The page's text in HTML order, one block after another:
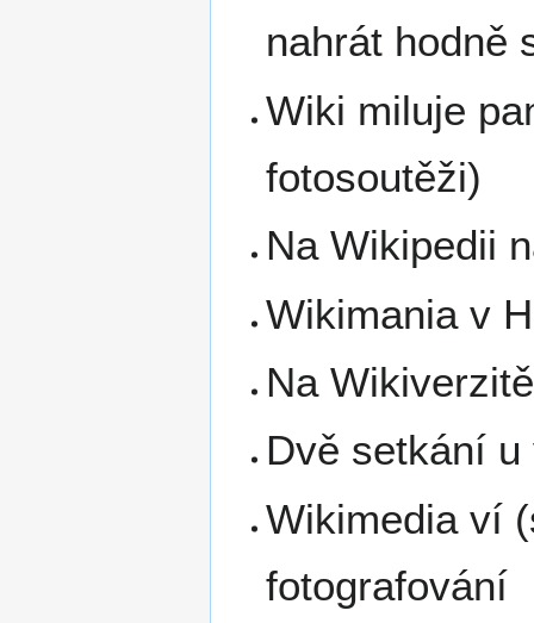
nahrát hodně
Wiki miluje
fotosoutěži)
Na Wikipedii
Wikimania v
Na
Dvě setkání
Wikimedia ví
fotografování